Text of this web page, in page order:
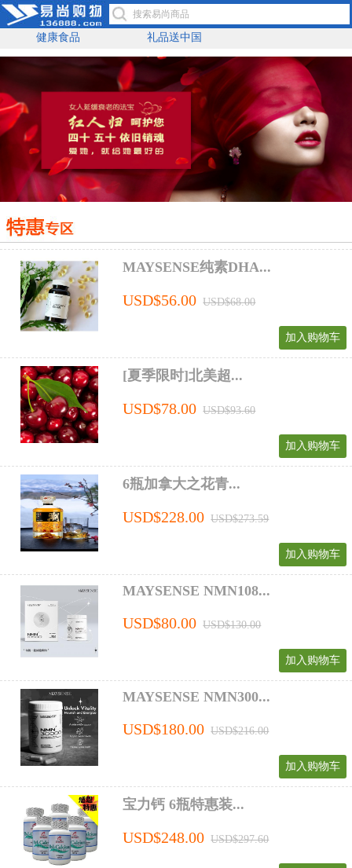
健康食品 礼品送中国
MAYSENSE纯素DHA...
USD$56.00 USD$68.00
加入购物车
[夏季限时]北美超...
USD$78.00 USD$93.60
加入购物车
6瓶加拿大之花青...
USD$228.00 USD$273.59
加入购物车
MAYSENSE NMN108...
USD$80.00 USD$130.00
加入购物车
MAYSENSE NMN300...
USD$180.00 USD$216.00
加入购物车
宝力钙 6瓶特惠装...
USD$248.00 USD$297.60